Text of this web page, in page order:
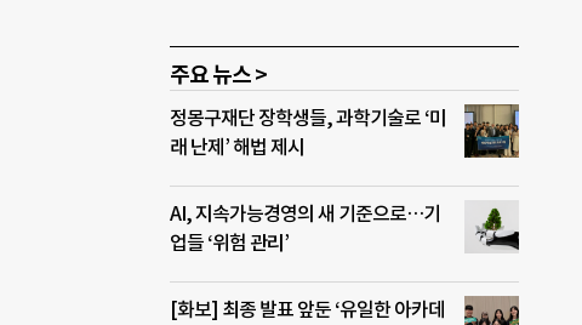
주요 뉴스 >
정몽구재단 장학생들, 과학기술로 ‘미
래 난제’ 해법 제시
AI, 지속가능경영의 새 기준으로…기
업들 ‘위험 관리’
[화보] 최종 발표 앞둔 ‘유일한 아카데